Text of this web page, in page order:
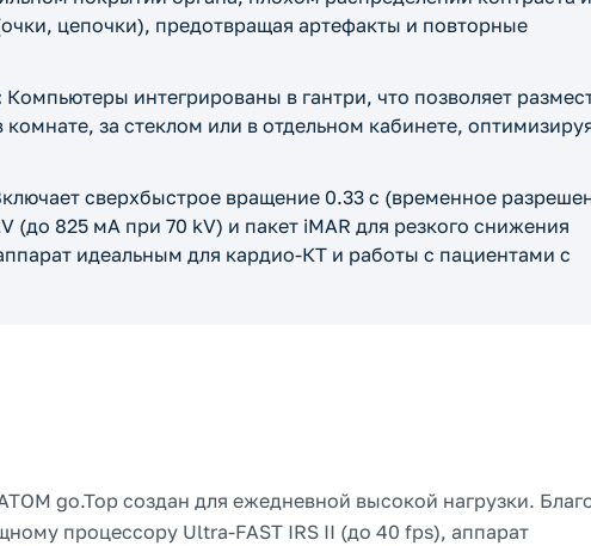
цепочки), предотвращая артефакты и повторные
Компьютеры интегрированы в гантри, что позволяет
за стеклом или в отдельном кабинете,
сверхбыстрое вращение 0.33 с (временное
(до 825 мА при 70 kV) и пакет iMAR для резкого снижения
идеальным для кардио-КТ и работы с пациентами с
go.Top создан для ежедневной высокой нагрузки.
процессору Ultra-FAST IRS II (до 40 fps), аппарат